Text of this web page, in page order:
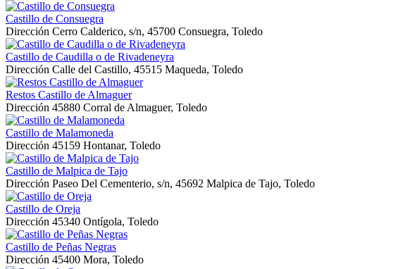
Castillo de Consuegra
Dirección Cerro Calderico, s/n, 45700 Consuegra, Toledo
Castillo de Caudilla o de Rivadeneyra
Dirección Calle del Castillo, 45515 Maqueda, Toledo
Restos Castillo de Almaguer
Dirección 45880 Corral de Almaguer, Toledo
Castillo de Malamoneda
Dirección 45159 Hontanar, Toledo
Castillo de Malpica de Tajo
Dirección Paseo Del Cementerio, s/n, 45692 Malpica de Tajo, Toledo
Castillo de Oreja
Dirección 45340 Ontígola, Toledo
Castillo de Peñas Negras
Dirección 45400 Mora, Toledo